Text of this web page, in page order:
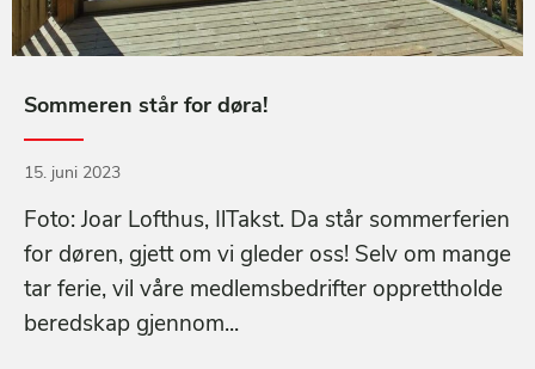
Sommeren står for døra!
15. juni 2023
Foto: Joar Lofthus, IlTakst. Da står sommerferien
for døren, gjett om vi gleder oss! Selv om mange
tar ferie, vil våre medlemsbedrifter opprettholde
beredskap gjennom...